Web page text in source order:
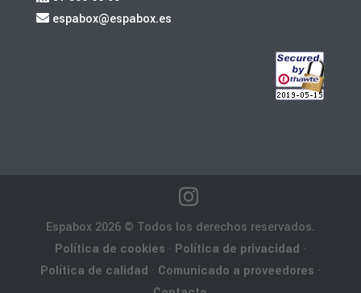
espabox@espabox.es
Espabox 2026 © Todos los derechos reservados.
Política de cookies · Política de privacidad ·
Política de calidad · Comunicado a proveedores ·